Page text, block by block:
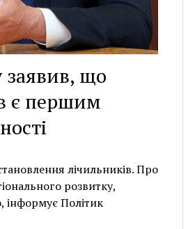
заявив, що
є першим
лічильників. Про
розвитку,
інформує Політик